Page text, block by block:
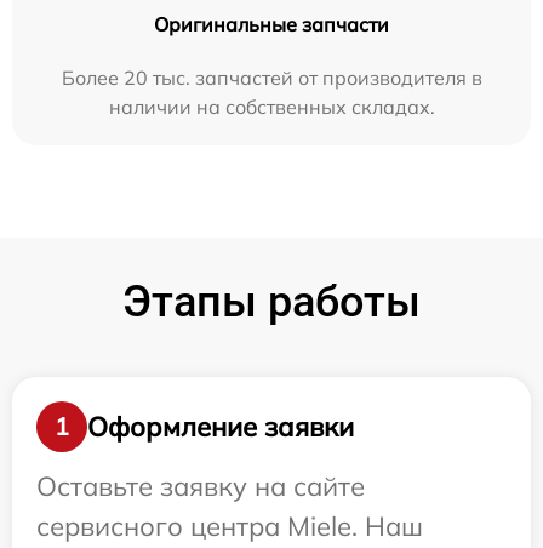
Оригинальные запчасти
Более 20 тыс. запчастей от производителя в
наличии на собственных складах.
Этапы работы
1
Оформление заявки
Оставьте заявку на сайте
сервисного центра Miele. Наш